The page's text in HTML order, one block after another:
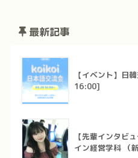
最新記事
【イベント】日
16:00]
【先輩インタビ
イン経営学科 （